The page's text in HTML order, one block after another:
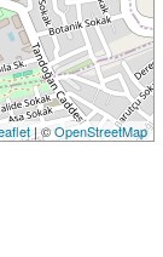
| ©OpenStreetMap